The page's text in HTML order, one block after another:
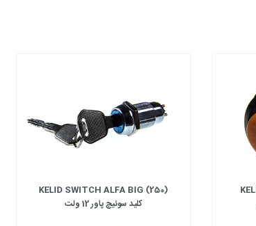
KELID SWITCH ALFA BIG (250)
کلید سوئیچ پاور 12 ولت